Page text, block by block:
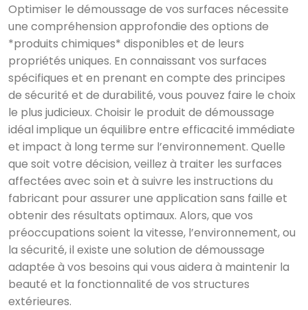
Optimiser le démoussage de vos surfaces nécessite
une compréhension approfondie des options de
*produits chimiques* disponibles et de leurs
propriétés uniques. En connaissant vos surfaces
spécifiques et en prenant en compte des principes
de sécurité et de durabilité, vous pouvez faire le choix
le plus judicieux. Choisir le produit de démoussage
idéal implique un équilibre entre efficacité immédiate
et impact à long terme sur l’environnement. Quelle
que soit votre décision, veillez à traiter les surfaces
affectées avec soin et à suivre les instructions du
fabricant pour assurer une application sans faille et
obtenir des résultats optimaux. Alors, que vos
préoccupations soient la vitesse, l’environnement, ou
la sécurité, il existe une solution de démoussage
adaptée à vos besoins qui vous aidera à maintenir la
beauté et la fonctionnalité de vos structures
extérieures.